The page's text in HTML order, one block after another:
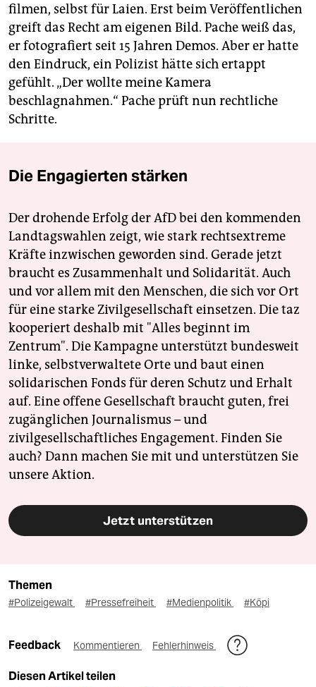
filmen, selbst für Laien. Erst beim Veröffentlichen
greift das Recht am eigenen Bild. Pache weiß das,
er fotografiert seit 15 Jahren Demos. Aber er hatte
den Eindruck, ein Polizist hätte sich ertappt
gefühlt. „Der wollte meine Kamera
beschlagnahmen.“ Pache prüft nun rechtliche
Schritte.
Die Engagierten stärken
Der drohende Erfolg der AfD bei den kommenden
Landtagswahlen zeigt, wie stark rechtsextreme
Kräfte inzwischen geworden sind. Gerade jetzt
braucht es Zusammenhalt und Solidarität. Auch
und vor allem mit den Menschen, die sich vor Ort
für eine starke Zivilgesellschaft einsetzen. Die taz
kooperiert deshalb mit "Alles beginnt im
Zentrum". Die Kampagne unterstützt bundesweit
linke, selbstverwaltete Orte und baut einen
solidarischen Fonds für deren Schutz und Erhalt
auf. Eine offene Gesellschaft braucht guten, frei
zugänglichen Journalismus – und
zivilgesellschaftliches Engagement. Finden Sie
auch? Dann machen Sie mit und unterstützen Sie
unsere Aktion.
Jetzt unterstützen
Themen
#Polizeigewalt #Pressefreiheit #Medienpolitik #Köpi
Feedback Kommentieren Fehlerhinweis
Diesen Artikel teilen